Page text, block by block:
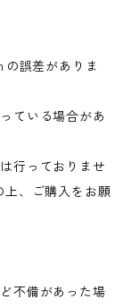
誤差がありま
ている場合があ
行っておりませ
、ご購入をお願
不備があった場